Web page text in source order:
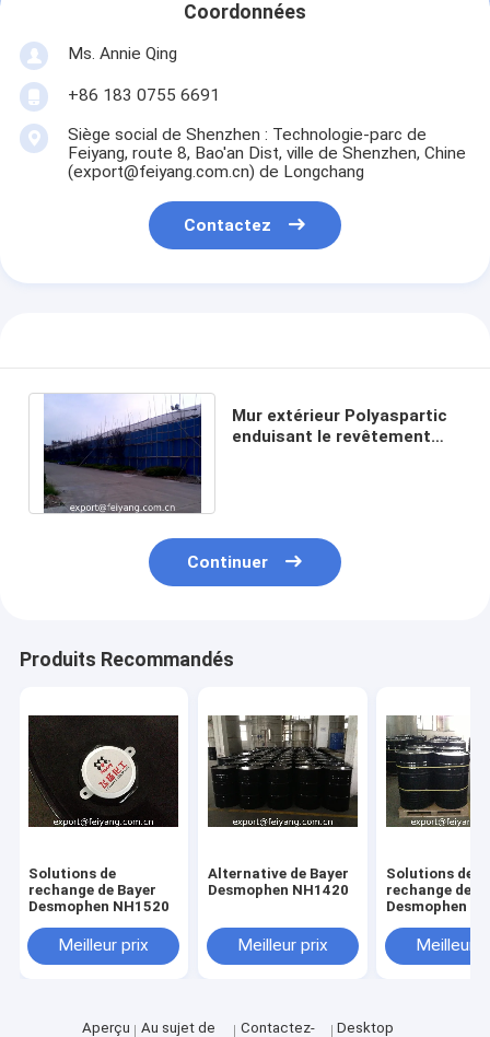
Coordonnées
Ms. Annie Qing
+86 183 0755 6691
Siège social de Shenzhen : Technologie-parc de
Feiyang, route 8, Bao'an Dist, ville de Shenzhen, Chine
(export@feiyang.com.cn) de Longchang
Contactez
Mur extérieur Polyaspartic
enduisant le revêtement
Continuer
Produits Recommandés
Solutions de
rechange de Bayer
Desmophen NH1520
Meilleur prix
Alternative de Bayer
Desmophen NH1420
Meilleur prix
Solutions de
rechange de
Desmophen
Meilleur
Aperçu
Au sujet de
Contactez-
Desktop